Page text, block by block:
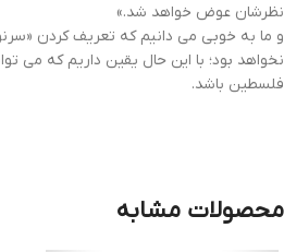
نظرشان عوض خواهد شد.»
و ما به خوبی می دانیم که تعریف کردن
نخواهد بود؛ با این حال یقین داریم که می
فلسطین باشد.
محصولات مشابه